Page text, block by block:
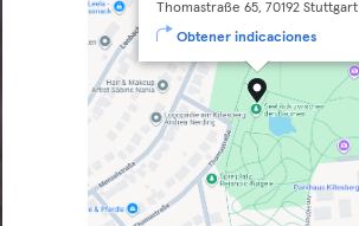
Thomastraße 65, 70192 Stuttgart
Obtener indicaciones